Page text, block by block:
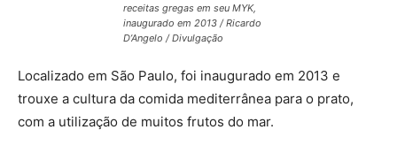
receitas gregas em seu MYK,
inaugurado em 2013 / Ricardo
D’Angelo / Divulgação
Localizado em São Paulo, foi inaugurado em 2013 e
trouxe a cultura da comida mediterrânea para o prato,
com a utilização de muitos frutos do mar.